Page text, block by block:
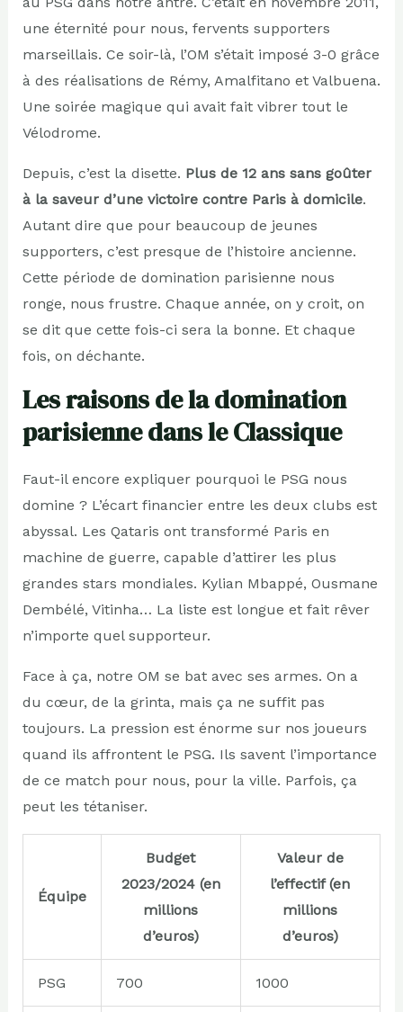
une éternité pour nous, fervents supporters
marseillais. Ce soir-là, l’OM s’était imposé 3-0 grâce
à des réalisations de Rémy, Amalfitano et Valbuena.
Une soirée magique qui avait fait vibrer tout le
Vélodrome.
Depuis, c’est la disette. Plus de 12 ans sans goûter
à la saveur d’une victoire contre Paris à domicile.
Autant dire que pour beaucoup de jeunes
supporters, c’est presque de l’histoire ancienne.
Cette période de domination parisienne nous
ronge, nous frustre. Chaque année, on y croit, on
se dit que cette fois-ci sera la bonne. Et chaque
fois, on déchante.
Les raisons de la domination
parisienne dans le Classique
Faut-il encore expliquer pourquoi le PSG nous
domine ? L’écart financier entre les deux clubs est
abyssal. Les Qataris ont transformé Paris en
machine de guerre, capable d’attirer les plus
grandes stars mondiales. Kylian Mbappé, Ousmane
Dembélé, Vitinha… La liste est longue et fait rêver
n’importe quel supporteur.
Face à ça, notre OM se bat avec ses armes. On a
du cœur, de la grinta, mais ça ne suffit pas
toujours. La pression est énorme sur nos joueurs
quand ils affrontent le PSG. Ils savent l’importance
de ce match pour nous, pour la ville. Parfois, ça
peut les tétaniser.
Équipe
Budget
2023/2024 (en
millions
d’euros)
Valeur de
l’effectif (en
millions
d’euros)
PSG 700 1000